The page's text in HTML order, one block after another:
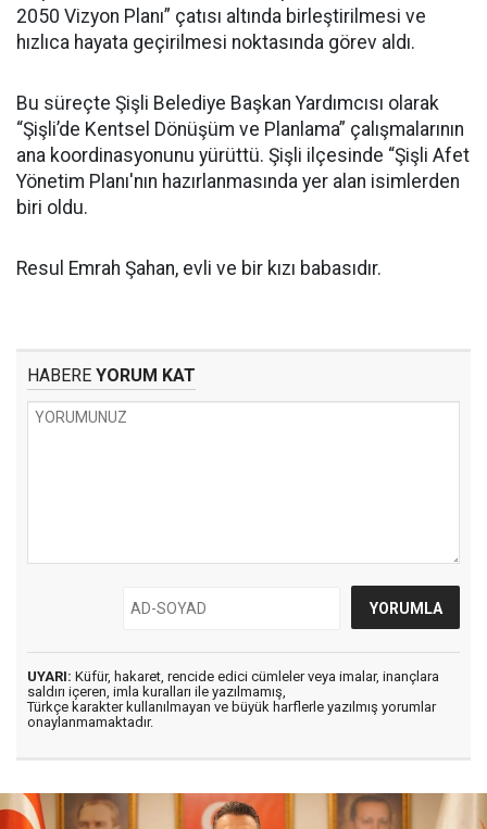
2050 Vizyon Planı” çatısı altında birleştirilmesi ve
hızlıca hayata geçirilmesi noktasında görev aldı.
Bu süreçte Şişli Belediye Başkan Yardımcısı olarak
“Şişli’de Kentsel Dönüşüm ve Planlama” çalışmalarının
ana koordinasyonunu yürüttü. Şişli ilçesinde “Şişli Afet
Yönetim Planı'nın hazırlanmasında yer alan isimlerden
biri oldu.
Resul Emrah Şahan, evli ve bir kızı babasıdır.
HABERE YORUM KAT
UYARI: Küfür, hakaret, rencide edici cümleler veya imalar, inançlara
saldırı içeren, imla kuralları ile yazılmamış,
Türkçe karakter kullanılmayan ve büyük harflerle yazılmış yorumlar
onaylanmamaktadır.